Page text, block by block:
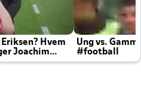
Hvem
Joachim
Ung vs.
#football